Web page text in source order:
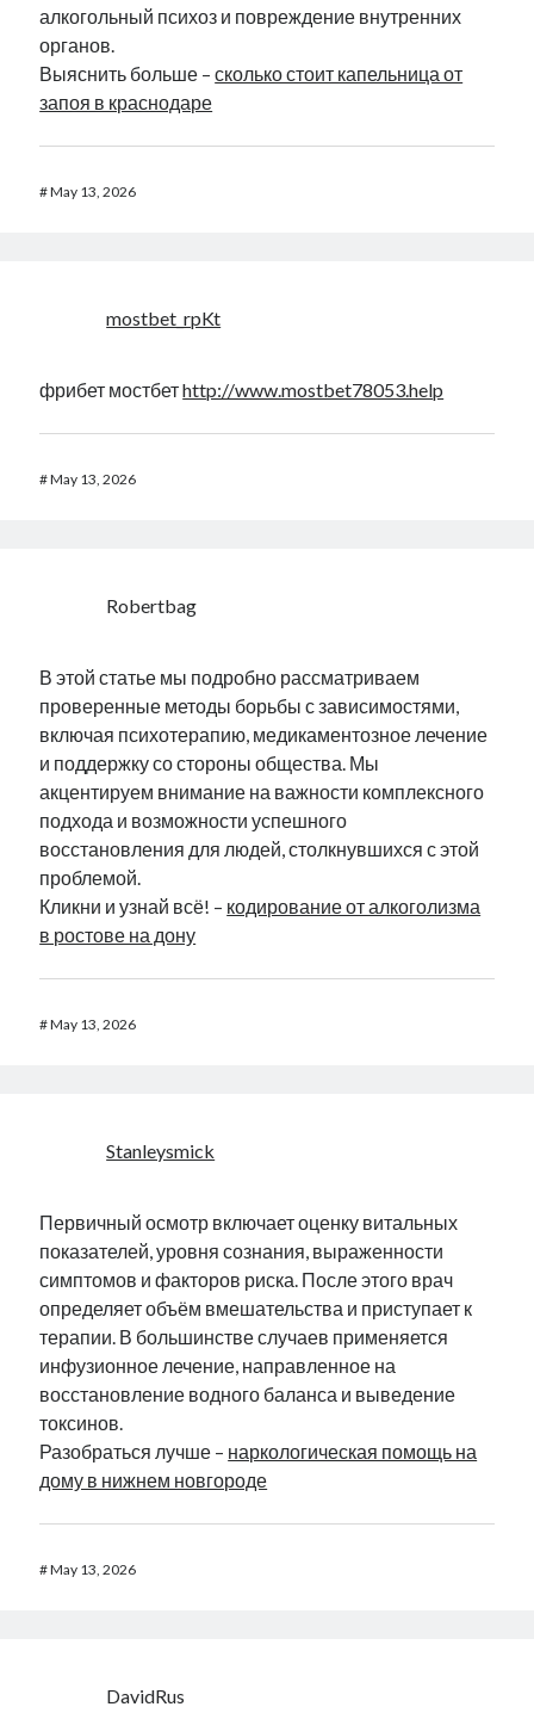
алкогольный психоз и повреждение внутренних
органов.
Выяснить больше –сколько стоит капельница от
запоя в краснодаре
#May 13, 2026
mostbet_rpKt
фрибет мостбетhttp://www.mostbet78053.help
#May 13, 2026
Robertbag
В этой статье мы подробно рассматриваем
проверенные методы борьбы с зависимостями,
включая психотерапию, медикаментозное лечение
и поддержку со стороны общества. Мы
акцентируем внимание на важности комплексного
подхода и возможности успешного
восстановления для людей, столкнувшихся с этой
проблемой.
Кликни и узнай всё! – кодирование от алкоголизма
в ростове на дону
#May 13, 2026
Stanleysmick
Первичный осмотр включает оценку витальных
показателей, уровня сознания, выраженности
симптомов и факторов риска. После этого врач
определяет объём вмешательства и приступает к
терапии. В большинстве случаев применяется
инфузионное лечение, направленное на
восстановление водного баланса и выведение
токсинов.
Разобраться лучше – наркологическая помощь на
дому в нижнем новгороде
#May 13, 2026
DavidRus